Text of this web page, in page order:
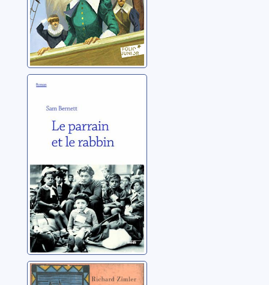
Le Parrain et le
Rabbin
Bernett, Sam
Le dernier